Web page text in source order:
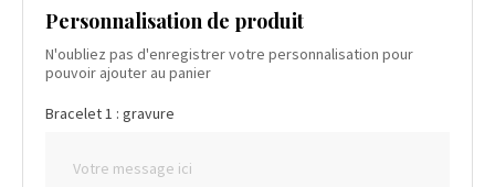
Personnalisation de produit
N'oubliez pas d'enregistrer votre personnalisation pour
pouvoir ajouter au panier
Bracelet 1 : gravure